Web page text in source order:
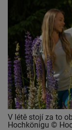
V létě stojí za to
Hochkönigu ©